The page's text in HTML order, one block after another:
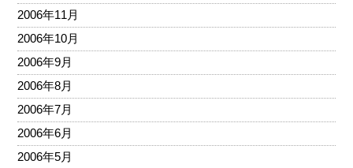
2006年11月
2006年10月
2006年9月
2006年8月
2006年7月
2006年6月
2006年5月